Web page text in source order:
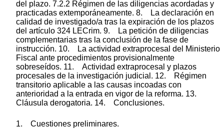
del plazo. 7.2.2 Régimen de las diligencias acordadas y
practicadas extemporáneamente. 8. La declaración en
calidad de investigado/a tras la expiración de los plazos
del artículo 324 LECrim. 9. La petición de diligencias
complementarias tras la conclusión de la fase de
instrucción. 10. La actividad extraprocesal del Ministerio
Fiscal ante procedimientos provisionalmente
sobreseídos. 11. Actividad extraprocesal y plazos
procesales de la investigación judicial. 12. Régimen
transitorio aplicable a las causas incoadas con
anterioridad a la entrada en vigor de la reforma. 13.
Cláusula derogatoria. 14. Conclusiones.
1. Cuestiones preliminares.